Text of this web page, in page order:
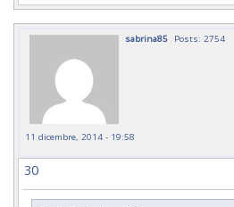
sabrina85 Posts: 2754
11 dicembre, 2014 - 19:58
30